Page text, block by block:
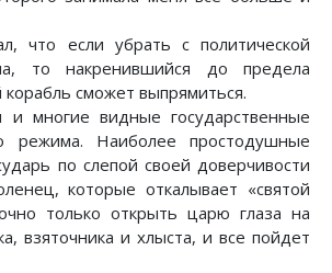
что если убрать с политической
то накренившийся до предела
корабль сможет выпрямиться.
многие видные государственные
режима. Наиболее простодушные
по слепой своей доверчивости
которые откалывает «святой
только открыть царю глаза на
взяточника и хлыста, и все пойдет